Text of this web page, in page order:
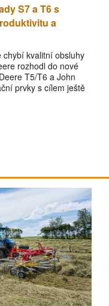
S7 a T6 s
a
kvalitní obsluhy
rozhodl do nové
T5/T6 a John
prvky s cílem ještě